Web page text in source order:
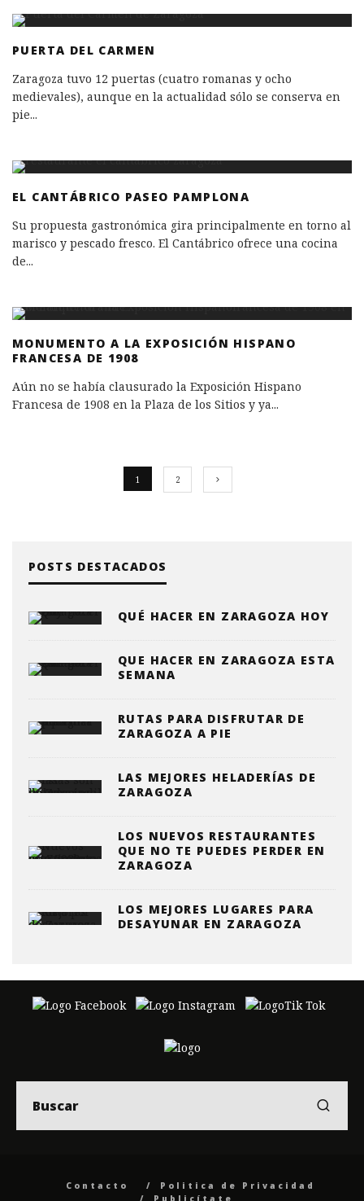
PUERTA DEL CARMEN
Zaragoza tuvo 12 puertas (cuatro romanas y ocho
medievales), aunque en la actualidad sólo se conserva en
pie...
EL CANTÁBRICO PASEO PAMPLONA
Su propuesta gastronómica gira principalmente en torno al
marisco y pescado fresco. El Cantábrico ofrece una cocina
de...
MONUMENTO A LA EXPOSICIÓN HISPANO
FRANCESA DE 1908
Aún no se había clausurado la Exposición Hispano
Francesa de 1908 en la Plaza de los Sitios y ya...
1 2
POSTS DESTACADOS
QUÉ HACER EN ZARAGOZA HOY
QUE HACER EN ZARAGOZA ESTA
SEMANA
RUTAS PARA DISFRUTAR DE
ZARAGOZA A PIE
LAS MEJORES HELADERÍAS DE
ZARAGOZA
LOS NUEVOS RESTAURANTES
QUE NO TE PUEDES PERDER EN
ZARAGOZA
LOS MEJORES LUGARES PARA
DESAYUNAR EN ZARAGOZA
Contacto
Politica de Privacidad
Publicítate